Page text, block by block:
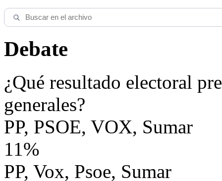
Debate
¿Qué resultado electoral
generales?
PP, PSOE, VOX, Sumar
11%
PP, Vox, Psoe, Sumar